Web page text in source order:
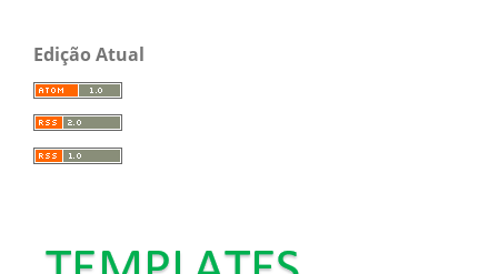
Edição Atual